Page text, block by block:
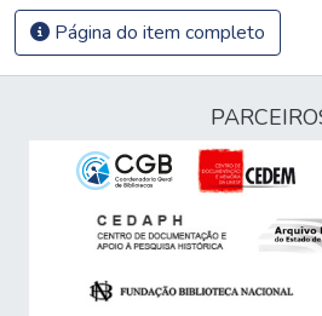
Página do item completo